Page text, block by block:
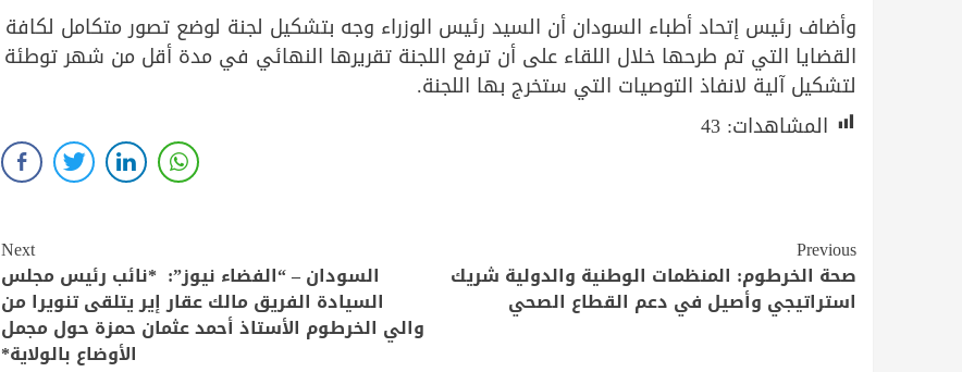
وأضاف رئيس إتحاد أطباء السودان أن السيد رئيس الوزراء وجه بتشكيل لجنة لوضع تصور متكامل لكافة
القضايا التي تم طرحها خلال اللقاء على أن ترفع اللجنة تقريرها النهائي في مدة أقل من شهر توطئة
لتشكيل آلية لانفاذ التوصيات التي ستخرج بها اللجنة.
المشاهدات: 43
Continue
Reading
Previous
صحة الخرطوم: المنظمات الوطنية والدولية شريك
استراتيجي وأصيل في دعم القطاع الصحي
Next
السودان – “الفضاء نيوز”: *نائب رئيس مجلس
السيادة الفريق مالك عقار إير يتلقى تنويرا من
والي الخرطوم الأستاذ أحمد عثمان حمزة حول مجمل
الأوضاع بالولاية*